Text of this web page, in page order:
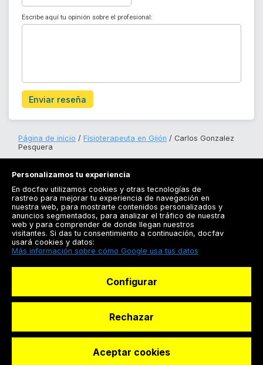
Escribe aquí tu opinión sobre el profesional:
Enviar reseña
Página de inicio Fisioterapeuta en Gijón
Carlos Gonzalez
Pesquera
Registrarse
Docfav
© Dashboard Technologies S.L
Personalizamos tu experiencia
En docfav utilizamos cookies y otras tecnologías de
rastreo para mejorar tu experiencia de navegación en
nuestra web, para mostrarte contenidos personalizados y
anuncios segmentados, para analizar el tráfico de nuestra
web y para comprender de donde llegan nuestros
visitantes. Si das tu consentimiento a continuación, docfav
usará cookies y datos:
Más información sobre cómo Google usa tus datos
Configurar
Rechazar
Aceptar cookies